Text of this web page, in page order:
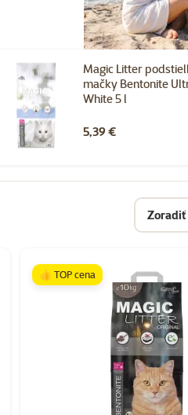
Magic Litter
mačky Bentonite
White 5 l
5,39 €
Zoradiť
👍 TOP cena